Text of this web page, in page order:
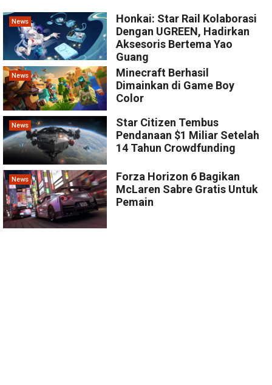
News
Honkai: Star Rail Kolaborasi
Dengan UGREEN, Hadirkan
Aksesoris Bertema Yao
Guang
News
Minecraft Berhasil
Dimainkan di Game Boy
Color
News
Star Citizen Tembus
Pendanaan $1 Miliar Setelah
14 Tahun Crowdfunding
News
Forza Horizon 6 Bagikan
McLaren Sabre Gratis Untuk
Pemain